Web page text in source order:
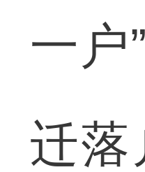
一户
迁